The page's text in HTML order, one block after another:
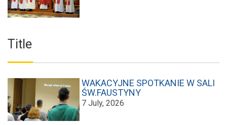
Title
WAKACYJNE SPOTKANIE W SALI
ŚW.FAUSTYNY
7 July, 2026